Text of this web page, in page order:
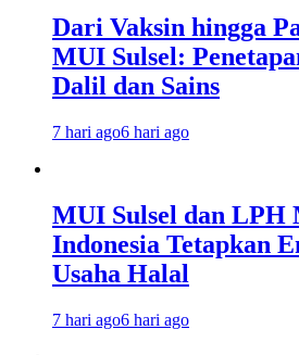
Dari Vaksin hingga
MUI Sulsel:
Dalil dan Sains
7 hari ago6 hari ago
MUI Sulsel dan LPH
Indonesia Tetapkan
Usaha Halal
7 hari ago6 hari ago